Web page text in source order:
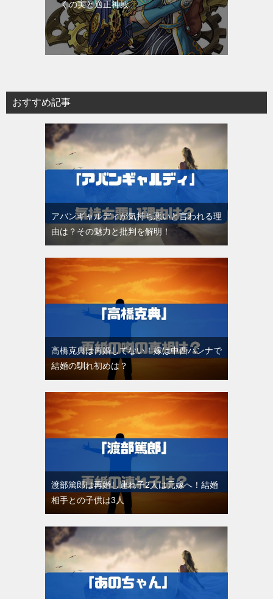
くの実と適正神殿
おすすめ記事
アバンギャルディが気持ち悪いと言われる理
由は？その魅力と批判を解明！
高橋克典は再婚してない！嫁は中西ハンナで
結婚の馴れ初めは？
渡部篤郎は再婚し連れ子2人は元嫁へ！結婚
相手との子供は3人